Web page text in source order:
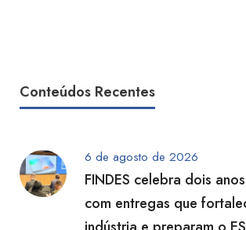
Conteúdos Recentes
6 de agosto de 2026
FINDES celebra dois
com entregas que